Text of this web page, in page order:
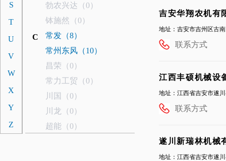
S
T
U
V
W
X
Y
Z
勃农兴达（0）
钵施然（0）
C
常发（8）
常州东风（10）
昌荣（0）
常力工贸（0）
川国（0）
川龙（0）
超能（0）
吉安华翔农机有
地址：吉安市吉州区古
联系方式
江西丰硕机械设
地址：江西省吉安市遂
联系方式
遂川新瑞林机械
地址：江西省吉安市遂